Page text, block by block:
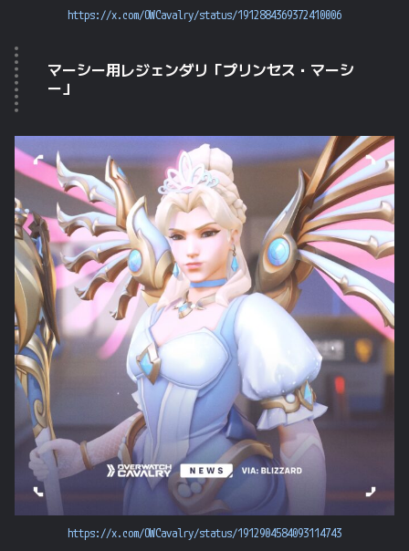
https://x.com/OWCavalry/status/1912884369372410006
マーシー用レジェンダリ「プリンセス・マーシ
ー」
https://x.com/OWCavalry/status/1912904584093114743